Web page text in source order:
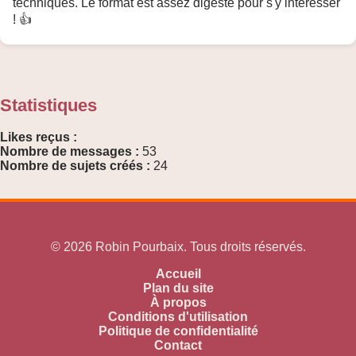
! 👍
Statistiques
Likes reçus :
Nombre de messages : 53
Nombre de sujets créés : 24
© 2026 Robin Pourbaix. Tous droits réservés.
Accueil
Plan du site
À propos
Conditions d'utilisation
Politique de confidentialité
Contact